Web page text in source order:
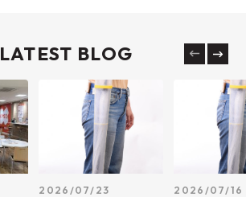
LATEST BLOG
2026/07/23 2026/07/16